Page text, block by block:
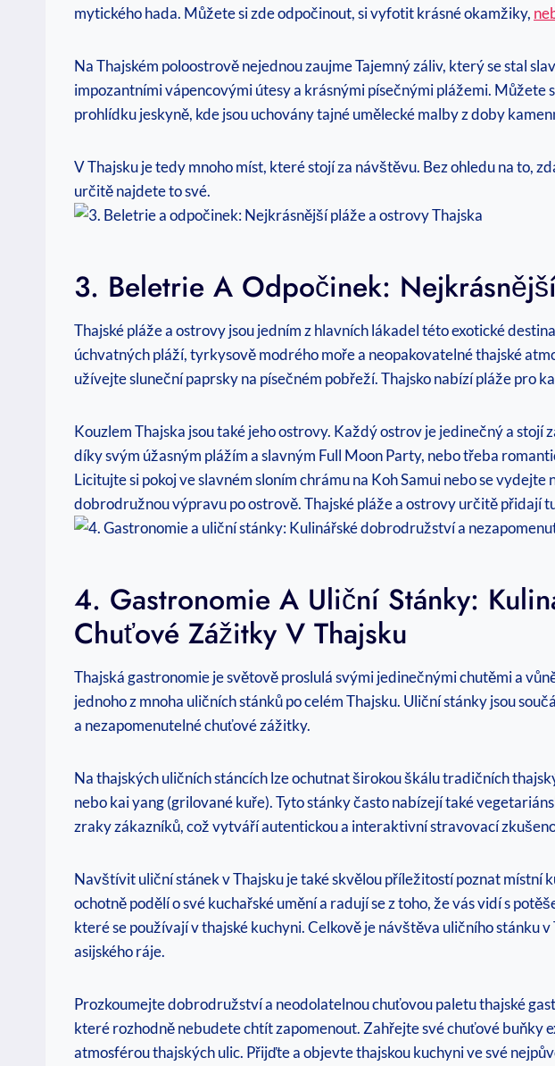
mytického hada. Můžete si zde odpočinout, si vyfotit krásné okamžiky,
Na Thajském poloostrově nejednou zaujme Tajemný záliv, který se stal
impozantními vápencovými útesy a krásnými písečnými plážemi.
prohlídku jeskyně, kde jsou uchovány tajné umělecké malby z doby
V Thajsku je tedy mnoho míst, které stojí za návštěvu. Bez ohledu na to,
určitě najdete to své.
3. Beletrie A Odpočinek:
Thajské pláže a ostrovy jsou jedním z hlavních lákadel této exotické
úchvatných pláží, tyrkysově modrého moře a neopakovatelné thajské
užívejte sluneční paprsky na písečném pobřeží. Thajsko nabízí pláže pro
Kouzlem Thajska jsou také jeho ostrovy. Každý ostrov je jedinečný a
díky svým úžasným plážím a slavným Full Moon Party, nebo třeba
Licitujte si pokoj ve slavném sloním chrámu na Koh Samui nebo se
dobrodružnou výpravu po ostrově. Thajské pláže a ostrovy určitě přidají
4. Gastronomie A Uliční Stánky:
Chuťové Zážitky V Thajsku
Thajská gastronomie je světově proslulá svými jedinečnými chutěmi a
jednoho z mnoha uličních stánků po celém Thajsku. Uliční stánky jsou
a nezapomenutelné chuťové zážitky.
Na thajských uličních stáncích lze ochutnat širokou škálu tradičních
nebo kai yang (grilované kuře). Tyto stánky často nabízejí také
zraky zákazníků, což vytváří autentickou a interaktivní stravovací
Navštívit uliční stánek v Thajsku je také skvělou příležitostí poznat
ochotně podělí o své kuchařské umění a radují se z toho, že vás vidí s
které se používají v thajské kuchyni. Celkově je návštěva uličního
asijského ráje.
Prozkoumejte dobrodružství a neodolatelnou chuťovou paletu thajské
které rozhodně nebudete chtít zapomenout. Zahřejte své chuťové buňky
atmosférou thajských ulic. Přijďte a objevte thajskou kuchyni ve své